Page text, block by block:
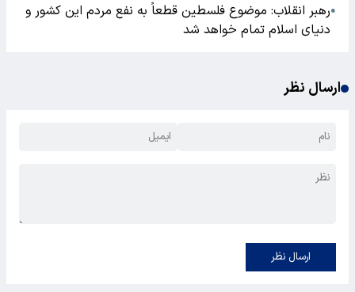
●رهبر انقلاب: موضوع فلسطین قطعاً به نفع مردم این کشور و
دنیای اسلام تمام خواهد شد
ارسال نظر
ارسال نظر